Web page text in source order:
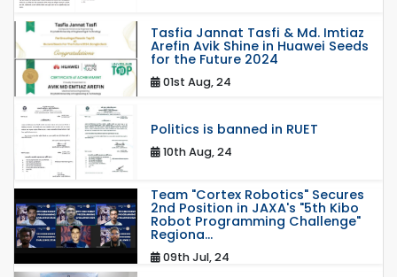
Tasfia Jannat Tasfi & Md. Imtiaz
Arefin Avik Shine in Huawei Seeds
for the Future 2024
01st Aug, 24
Politics is banned in RUET
10th Aug, 24
Team "Cortex Robotics" Secures
2nd Position in JAXA's "5th Kibo
Robot Programming Challenge"
Regiona...
09th Jul, 24